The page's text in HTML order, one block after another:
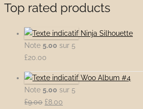
Top rated products
Ninja Silhouette
Note 5.00 sur 5
£20.00
Woo Album #4
Note 5.00 sur 5
£9.00 Le
£8.00